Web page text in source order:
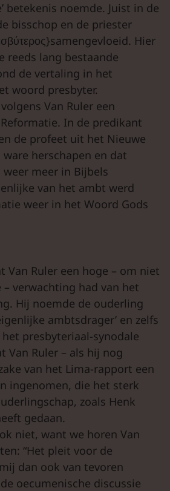
betekenis noemde. Juist in de
bisschop en de priester
Hier
reeds lang bestaande
de vertaling in het
woord presbyter.
Van Ruler een
In de predikant
de profeet uit het Nieuwe
herschapen en dat
meer in Bijbels
van het ambt werd
weer in het Woord Gods
Van Ruler een hoge – om niet
verwachting had van het
Hij noemde de ouderling
ambtsdrager’ en zelfs
presbyteriaal-synodale
Van Ruler – als hij nog
van het Lima-rapport een
ingenomen, die het sterk
zoals Henk
gedaan.
niet, want we horen Van
“Het pleit voor de
dan ook van tevoren
oecumenische discussie